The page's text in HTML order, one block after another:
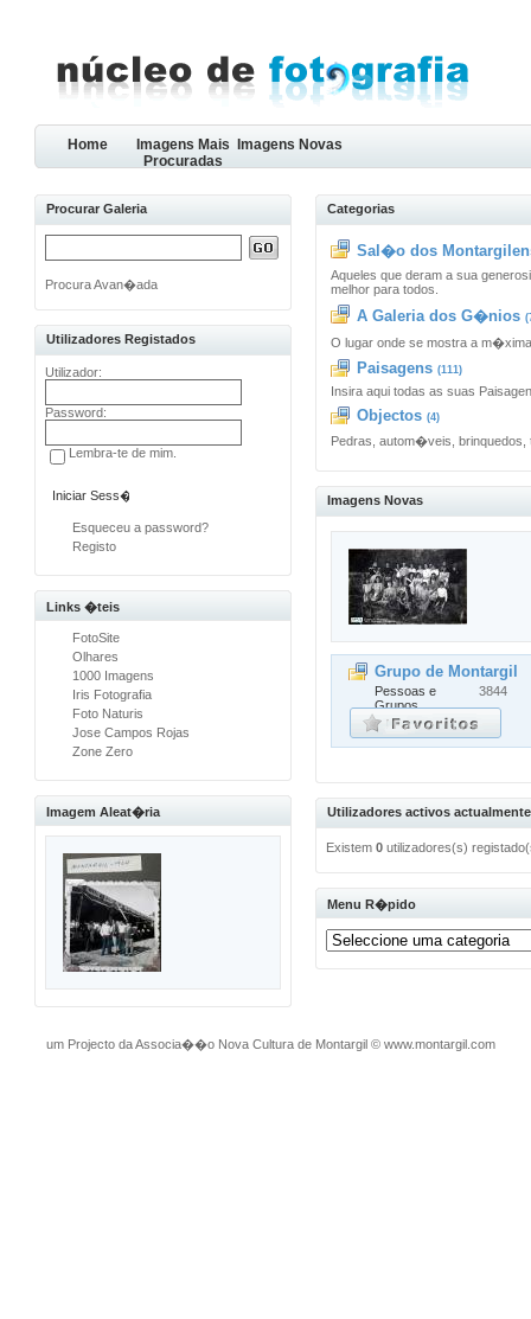
Home
Imagens Mais
Procuradas
Imagens Novas
Procurar Galeria
Procura Avan�ada
Utilizadores Registados
Utilizador:
Password:
Lembra-te de mim.
Esqueceu a password?
Registo
Links �teis
FotoSite
Olhares
1000 Imagens
Iris Fotografia
Foto Naturis
Jose Campos Rojas
Zone Zero
Imagem Aleat�ria
Categorias
Sal�o dos
Aqueles que deram a sua
melhor para todos.
A Galeria dos G�nios
O lugar onde se mostra a
Paisagens (111)
Insira aqui todas as suas
Objectos (4)
Pedras, autom�veis, brinquedos,
Imagens Novas
Grupo de Montargil
Pessoas e
Grupos
3844
Utilizadores activos
Existem0 utilizadores(s)
Menu R�pido
um Projecto da Associa��o Nova Cultura de Montargil©www.montargil.com